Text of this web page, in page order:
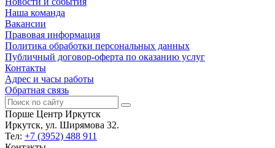
Наша команда
Вакансии
Правовая информация
Политика обработки персональных данных
Публичный договор-оферта по оказанию услуг
Контакты
Адрес и часы работы
Обратная связь
Порше Центр Иркутск
Иркутск, ул. Ширямова 32.
Тел: +7 (3952) 488 911